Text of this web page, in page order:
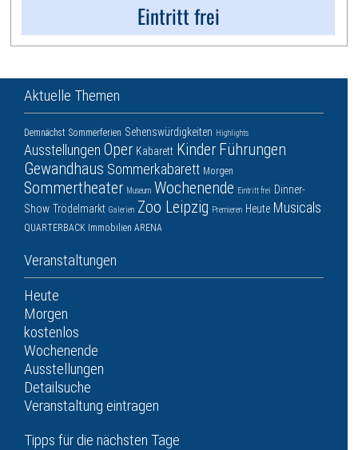
Eintritt frei
Aktuelle Themen
Demnächst Sommerferien Sehenswürdigkeiten Highlights
Ausstellungen Oper Kabarett Kinder Führungen
Gewandhaus Sommerkabarett Morgen
Sommertheater Museum Wochenende Eintritt frei
Dinner-
Show Trödelmarkt Galerien Zoo Leipzig Premieren Heute Musicals
QUARTERBACK Immobilien ARENA
Veranstaltungen
Heute
Morgen
kostenlos
Wochenende
Ausstellungen
Detailsuche
Veranstaltung eintragen
Tipps für die nächsten Tage